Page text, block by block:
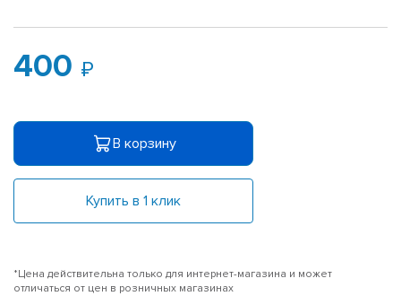
400
В корзину
Купить в 1 клик
*Цена действительна только для интернет-магазина и может
отличаться от цен в розничных магазинах